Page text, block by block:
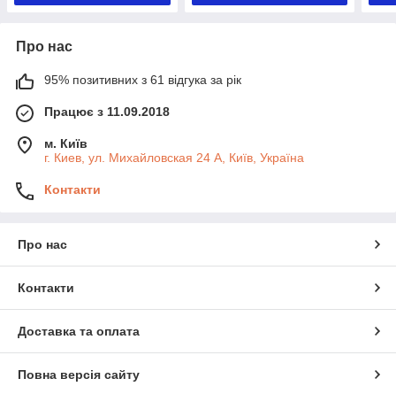
Про нас
95% позитивних з 61 відгука за рік
Працює з 11.09.2018
м. Київ
г. Киев, ул. Михайловская 24 А, Київ, Україна
Контакти
Про нас
Контакти
Доставка та оплата
Повна версія сайту